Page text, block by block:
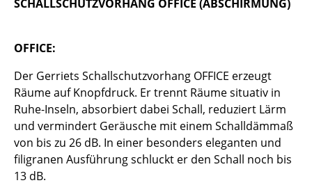
Info
Bezahlung
Versand
FAQ
Rückgabe & Umtausch
SCHALLSCHUTZVORHANG OFFICE (ABSCHIRMUNG)
OFFICE:
Der Gerriets Schallschutzvorhang OFFICE erzeugt
Räume auf Knopfdruck. Er trennt Räume situativ in
Ruhe-Inseln, absorbiert dabei Schall, reduziert Lärm
und vermindert Geräusche mit einem Schalldämmaß
von bis zu 26 dB. In einer besonders eleganten und
filigranen Ausführung schluckt er den Schall noch bis
13 dB.